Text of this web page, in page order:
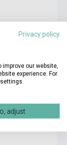
Privacy policy
our website,
experience. For
adjust